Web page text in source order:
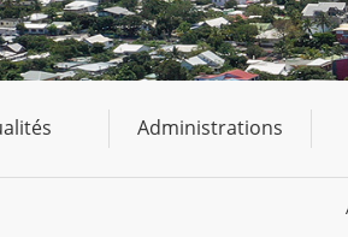
Administrations